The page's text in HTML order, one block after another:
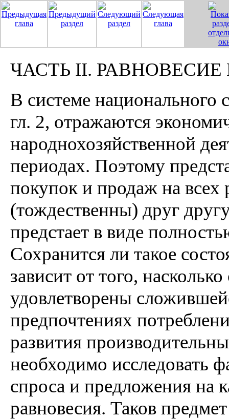
ЧАСТЬ II.
В системе национального
гл. 2, отражаются
народнохозяйственной
периодах. Поэтому
покупок и продаж на всех
(тождественны) друг
предстает в виде
Сохранится ли такое
зависит от того,
удовлетворены
предпочтениях
развития
необходимо исследовать
спроса и предложения на
равновесия. Таков